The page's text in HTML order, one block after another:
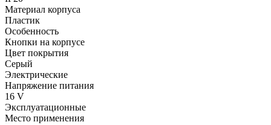
Материал корпуса
Пластик
Особенность
Кнопки на корпусе
Цвет покрытия
Серый
Электрические
Напряжение питания
16 V
Эксплуатационные
Место применения